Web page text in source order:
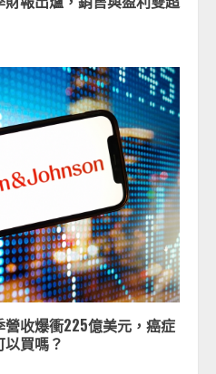
營收爆衝225億美元，癌症
買嗎？